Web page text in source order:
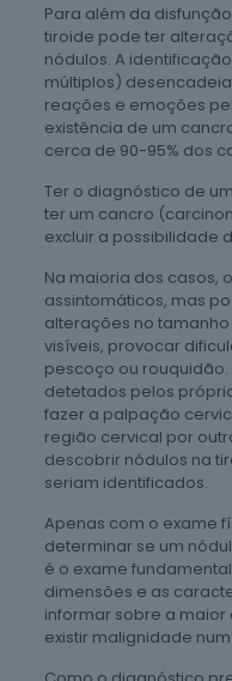
Para além da
tiroide pode ter
nódulos. A
múltiplos)
reações e emoções
existência de um
cerca de 90-95% dos
Ter o diagnóstico de
ter um cancro
excluir a possibilidade
Na maioria dos casos,
assintomáticos, mas
alterações no
visíveis, provocar
pescoço ou rouquidão.
detetados pelos
fazer a palpação
região cervical por
descobrir nódulos na
seriam identificados.
Apenas com o exame
determinar se um
é o exame
dimensões e as
informar sobre a
existir malignidade